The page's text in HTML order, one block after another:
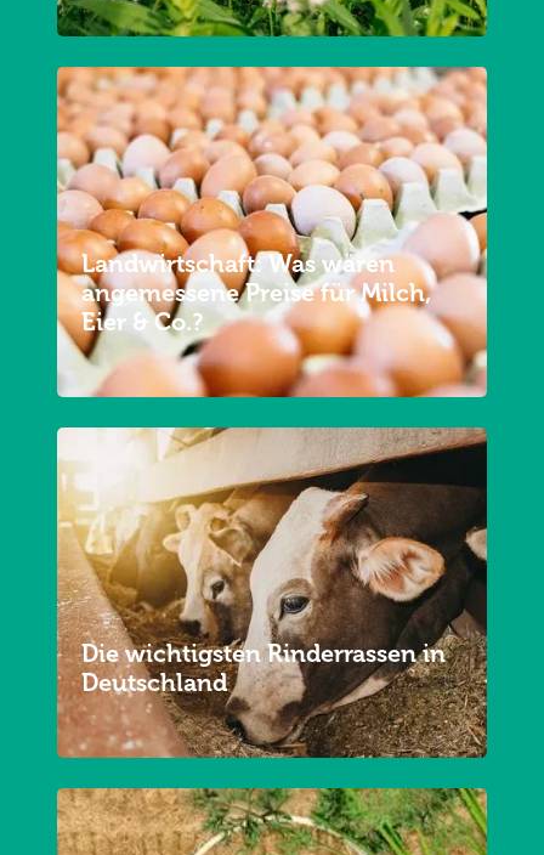
Landwirtschaft: Was wären
angemessene Preise für Milch,
Eier & Co.?
Die wichtigsten Rinderrassen in
Deutschland